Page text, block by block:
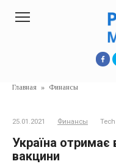
Главная » Финансы
25.01.2021 Финансы
Україна
вакцини